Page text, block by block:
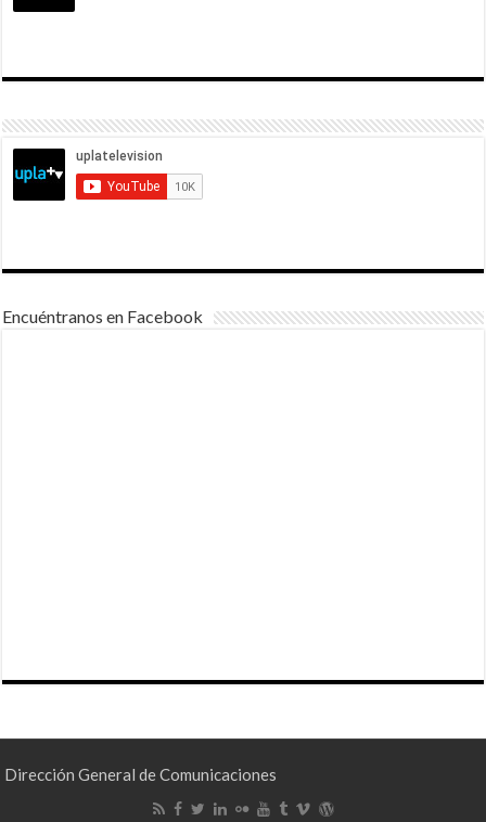
Encuéntranos en Facebook
Dirección General de Comunicaciones